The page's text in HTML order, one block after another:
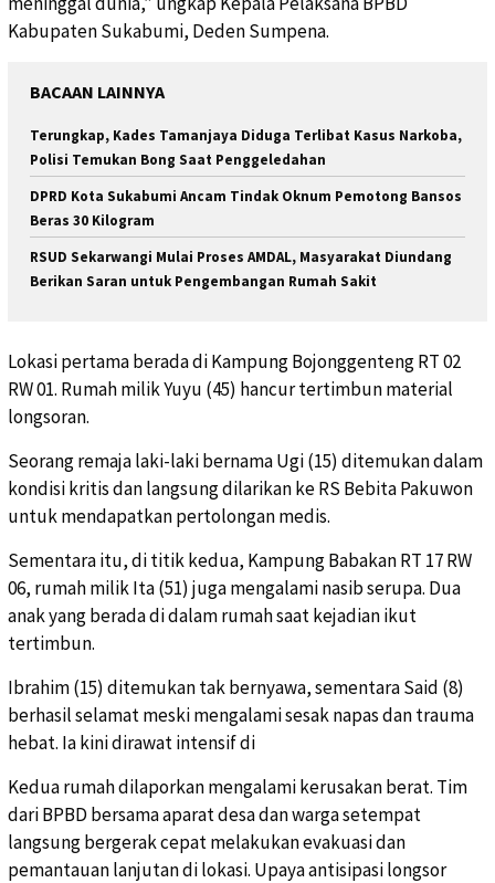
Kabupaten Sukabumi, Deden Sumpena.
BACAAN LAINNYA
Terungkap, Kades Tamanjaya Diduga Terlibat Kasus Narkoba,
Polisi Temukan Bong Saat Penggeledahan
DPRD Kota Sukabumi Ancam Tindak Oknum Pemotong Bansos
Beras 30 Kilogram
RSUD Sekarwangi Mulai Proses AMDAL, Masyarakat Diundang
Berikan Saran untuk Pengembangan Rumah Sakit
Lokasi pertama berada di Kampung Bojonggenteng RT 02
RW 01. Rumah milik Yuyu (45) hancur tertimbun material
longsoran.
Seorang remaja laki-laki bernama Ugi (15) ditemukan dalam
kondisi kritis dan langsung dilarikan ke RS Bebita Pakuwon
untuk mendapatkan pertolongan medis.
Sementara itu, di titik kedua, Kampung Babakan RT 17 RW
06, rumah milik Ita (51) juga mengalami nasib serupa. Dua
anak yang berada di dalam rumah saat kejadian ikut
tertimbun.
Ibrahim (15) ditemukan tak bernyawa, sementara Said (8)
berhasil selamat meski mengalami sesak napas dan trauma
hebat. Ia kini dirawat intensif di
Kedua rumah dilaporkan mengalami kerusakan berat. Tim
dari BPBD bersama aparat desa dan warga setempat
langsung bergerak cepat melakukan evakuasi dan
pemantauan lanjutan di lokasi. Upaya antisipasi longsor